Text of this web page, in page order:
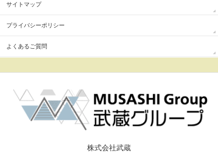
サイトマップ
プライバシーポリシー
よくあるご質問
株式会社武蔵